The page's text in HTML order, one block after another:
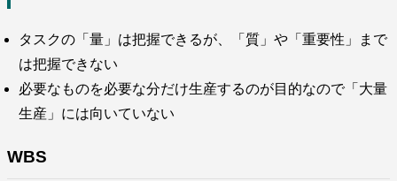
タスクの「量」は把握できるが、「質」や「重要性」まで
は把握できない
必要なものを必要な分だけ生産するのが目的なので「大量
生産」には向いていない
WBS